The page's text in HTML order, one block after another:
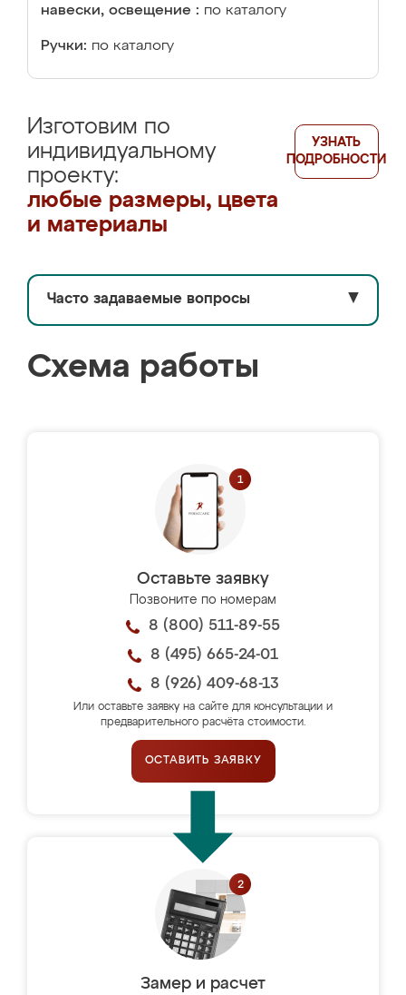
навески, освещение : по каталогу
Ручки: по каталогу
Изготовим по
индивидуальному
проекту:
любые размеры, цвета
и материалы
УЗНАТЬ
ПОДРОБНОСТИ
Часто задаваемые вопросы ▼
Схема работы
Оставьте заявку
Позвоните по номерам
8 (800) 511-89-55
8 (495) 665-24-01
8 (926) 409-68-13
Или оставьте заявку на сайте для консультации и
предварительного расчёта стоимости.
ОСТАВИТЬ ЗАЯВКУ
Замер и расчет